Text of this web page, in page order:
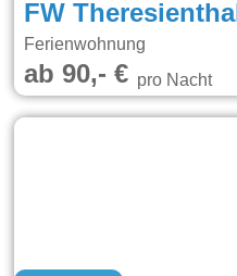
FW Theresienthal
Ferienwohnung
ab 90,- €pro Nacht